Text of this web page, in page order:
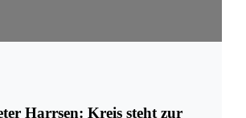
Harrsen: Kreis steht zur